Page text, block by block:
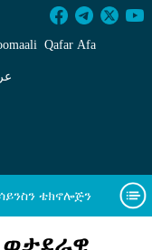
ጉዳያት
Qafar Afa
ቴክኖሎጅን